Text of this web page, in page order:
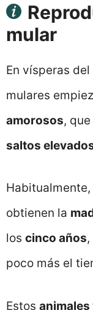
mular
En vísperas del
mulares
amorosos,
saltos
obtienen la
los cinco años
poco más el
Estos